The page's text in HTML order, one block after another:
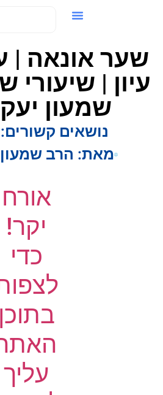
שער אונאה |
| שיעורי
שמעון
נושאים קשורים:
מאת:הרב שמעון
אורח
יקר!
כדי
לצפות
בתוכן
האתר
עליך